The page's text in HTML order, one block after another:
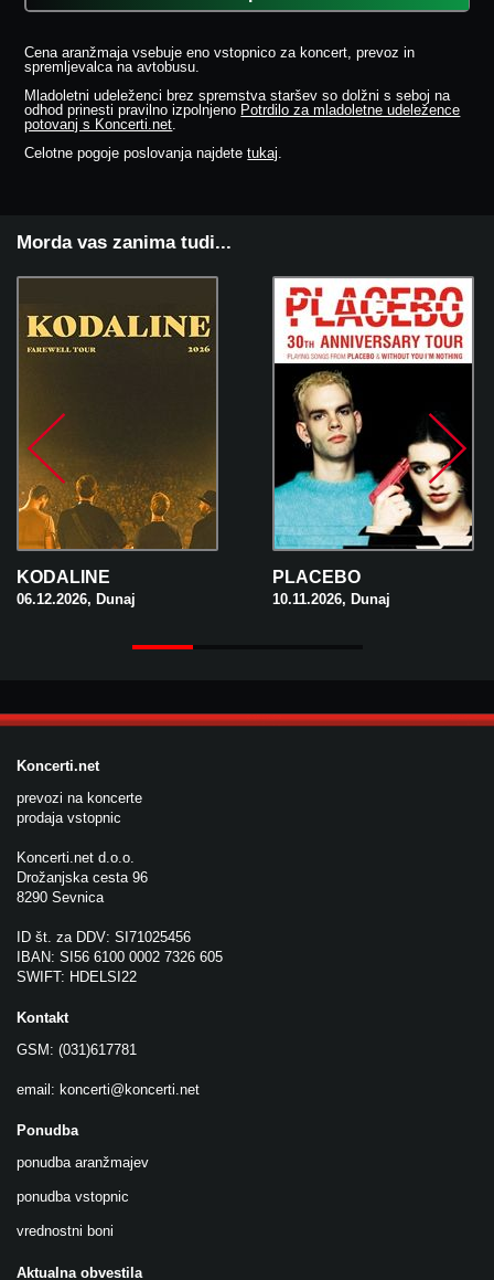
Cena aranžmaja vsebuje eno vstopnico za koncert, prevoz in
spremljevalca na avtobusu.
Mladoletni udeleženci brez spremstva staršev so dolžni s seboj na
odhod prinesti pravilno izpolnjeno Potrdilo za mladoletne udeležence
potovanj s Koncerti.net.
Celotne pogoje poslovanja najdetetukaj.
Morda vas zanima tudi...
KODALINE
06.12.2026, Dunaj
PLACEBO
10.11.2026, Dunaj
Koncerti.net
prevozi na koncerte
prodaja vstopnic
Koncerti.net d.o.o.
Drožanjska cesta 96
8290 Sevnica
ID št. za DDV: SI71025456
IBAN: SI56 6100 0002 7326 605
SWIFT: HDELSI22
Kontakt
GSM: (031)617781
email: koncerti@koncerti.net
Ponudba
ponudba aranžmajev
ponudba vstopnic
vrednostni boni
Aktualna obvestila